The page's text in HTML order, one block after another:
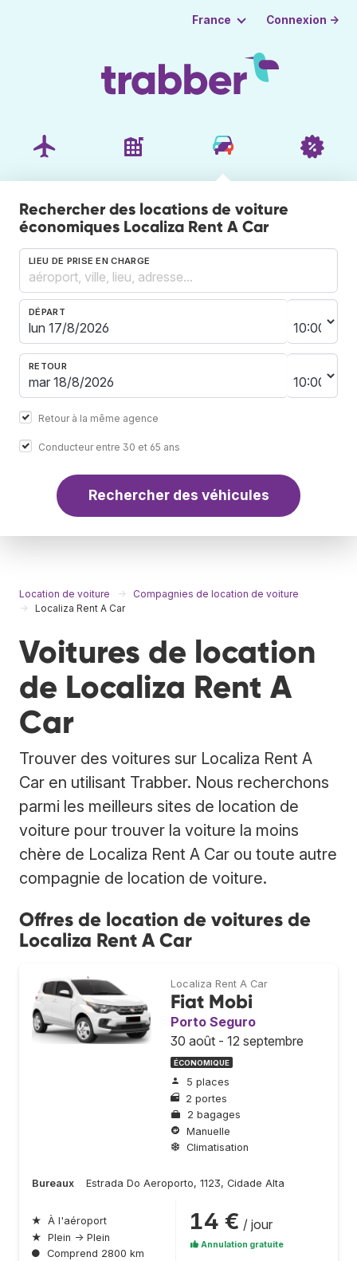
France Connexion →
Rechercher des locations de voiture
économiques Localiza Rent A Car
LIEU DE PRISE EN CHARGE
DÉPART
RETOUR
Retour à la même agence
Conducteur entre 30 et 65 ans
Rechercher des véhicules
Location de voiture
Compagnies de location de voiture
Localiza Rent A Car
Voitures de location
de Localiza Rent A
Car
Trouver des voitures sur Localiza Rent A
Car en utilisant Trabber. Nous recherchons
parmi les meilleurs sites de location de
voiture pour trouver la voiture la moins
chère de Localiza Rent A Car ou toute autre
compagnie de location de voiture.
Offres de location de voitures de
Localiza Rent A Car
Localiza Rent A Car
Fiat Mobi
Porto Seguro
30 août - 12 septembre
ÉCONOMIQUE
5 places
2 portes
2 bagages
Manuelle
Climatisation
Bureaux Estrada Do Aeroporto, 1123, Cidade Alta
★ À l'aéroport
★ Plein → Plein
● Comprend 2800 km
14 € / jour
Annulation gratuite